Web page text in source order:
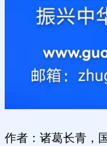
作者：诸葛长青，